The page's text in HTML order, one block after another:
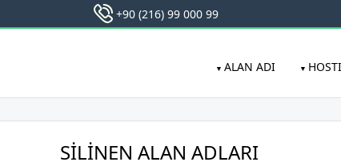
ALAN ADI
SILINEN ALAN ADLARI